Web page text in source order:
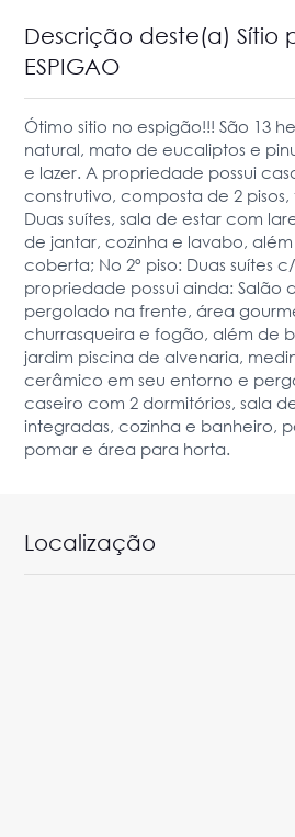
Descrição deste(a) Sítio
ESPIGAO
Ótimo sitio no espigão!!! São 13
natural, mato de eucaliptos e
e lazer. A propriedade possui
construtivo, composta de 2 pisos,
Duas suítes, sala de estar com
de jantar, cozinha e lavabo,
coberta; No 2º piso: Duas suítes
propriedade possui ainda: Salão
pergolado na frente, área
churrasqueira e fogão, além de
jardim piscina de alvenaria,
cerâmico em seu entorno e
caseiro com 2 dormitórios, sala
integradas, cozinha e banheiro,
pomar e área para horta.
Localização